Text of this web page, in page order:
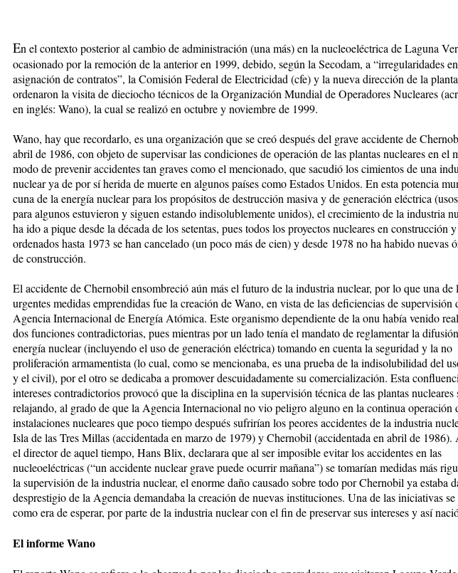
En el contexto posterior al cambio de administración (una más) en la nucleoeléctrica de Laguna
ocasionado por la remoción de la anterior en 1999, debido, según la Secodam, a “irregularidades
asignación de contratos”, la Comisión Federal de Electricidad (cfe) y la nueva dirección de la
ordenaron la visita de dieciocho técnicos de la Organización Mundial de Operadores Nucleares
en inglés: Wano), la cual se realizó en octubre y noviembre de 1999.
Wano, hay que recordarlo, es una organización que se creó después del grave accidente de
abril de 1986, con objeto de supervisar las condiciones de operación de las plantas nucleares en el
modo de prevenir accidentes tan graves como el mencionado, que sacudió los cimientos de una
nuclear ya de por sí herida de muerte en algunos países como Estados Unidos. En esta potencia
cuna de la energía nuclear para los propósitos de destrucción masiva y de generación eléctrica
para algunos estuvieron y siguen estando indisolublemente unidos), el crecimiento de la industria
ha ido a pique desde la década de los setentas, pues todos los proyectos nucleares en construcción y
ordenados hasta 1973 se han cancelado (un poco más de cien) y desde 1978 no ha habido nuevas
de construcción.
El accidente de Chernobil ensombreció aún más el futuro de la industria nuclear, por lo que una de
urgentes medidas emprendidas fue la creación de Wano, en vista de las deficiencias de supervisión
Agencia Internacional de Energía Atómica. Este organismo dependiente de la onu había venido
dos funciones contradictorias, pues mientras por un lado tenía el mandato de reglamentar la
energía nuclear (incluyendo el uso de generación eléctrica) tomando en cuenta la seguridad y la no
proliferación armamentista (lo cual, como se mencionaba, es una prueba de la indisolubilidad del
y el civil), por el otro se dedicaba a promover descuidadamente su comercialización. Esta
intereses contradictorios provocó que la disciplina en la supervisión técnica de las plantas nucleares
relajando, al grado de que la Agencia Internacional no vio peligro alguno en la continua operación
instalaciones nucleares que poco tiempo después sufrirían los peores accidentes de la industria
Isla de las Tres Millas (accidentada en marzo de 1979) y Chernobil (accidentada en abril de 1986).
el director de aquel tiempo, Hans Blix, declarara que al ser imposible evitar los accidentes en las
nucleoeléctricas (“un accidente nuclear grave puede ocurrir mañana”) se tomarían medidas más
la supervisión de la industria nuclear, el enorme daño causado sobre todo por Chernobil ya estaba
desprestigio de la Agencia demandaba la creación de nuevas instituciones. Una de las iniciativas
como era de esperar, por parte de la industria nuclear con el fin de preservar sus intereses y así
El informe Wano